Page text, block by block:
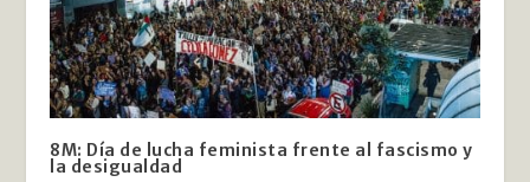
8M: Día de lucha feminista frente al fascismo y
la desigualdad